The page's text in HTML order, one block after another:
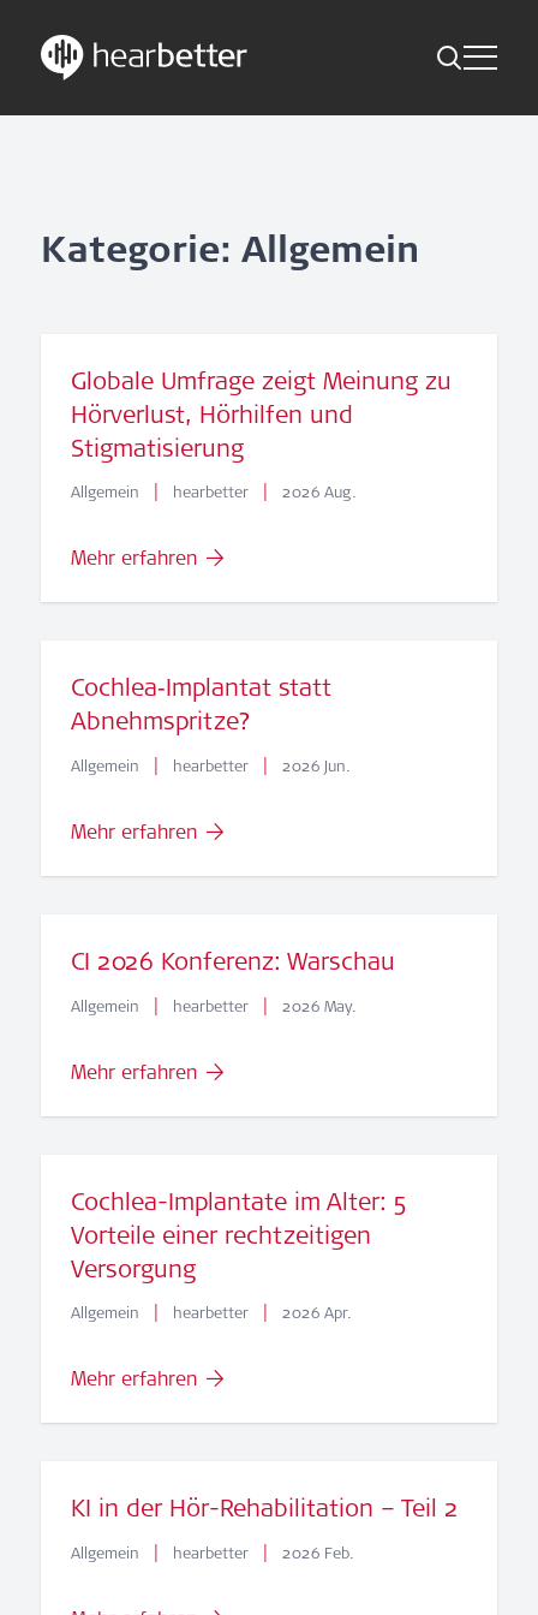
Toggle
News
German – Austria
Folge uns
Kategorie: Allgemein
Globale Umfrage zeigt Meinung zu
Hörverlust, Hörhilfen und
Stigmatisierung
Allgemein | hearbetter | 2026 Aug.
Mehr erfahren
Cochlea‑Implantat statt
Abnehmspritze?
Allgemein | hearbetter | 2026 Jun.
Mehr erfahren
CI 2026 Konferenz: Warschau
Allgemein | hearbetter | 2026 May.
Mehr erfahren
Cochlea-Implantate im Alter: 5
Vorteile einer rechtzeitigen
Versorgung
Allgemein | hearbetter | 2026 Apr.
Mehr erfahren
KI in der Hör-Rehabilitation – Teil 2
Allgemein | hearbetter | 2026 Feb.